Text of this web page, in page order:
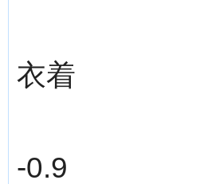
衣着
-0.9